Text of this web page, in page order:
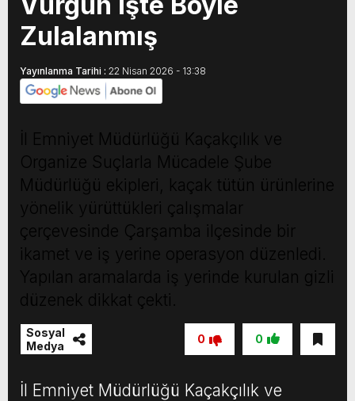
Zulalanmış
Yayınlanma Tarihi : 22 Nisan 2026 - 13:38
İl Emniyet Müdürlüğü Kaçakçılık ve
Organize Suçlarla Mücadele Şube
Müdürlüğü ekipleri, kaçak tütün ürünlerine
yönelik yürüttükleri çalışmalar
çerçevesinde Çarşamba ilçesinde bir
ikamet ve iş yerine operasyon düzenledi.
Yapılan aramalarda iş yerinde kurulan gizli
düzenek dikkat çekti.
Sosyal
Medya
0
0
İl Emniyet Müdürlüğü Kaçakçılık ve